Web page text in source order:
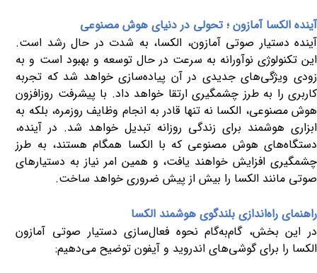
آینده الکسا آمازون ؛ تحولی در دنیای هوش مصنوعی
آینده دستیار صوتی آمازون، الکسا، به شدت در حال رشد است.
این تکنولوژی نوآورانه به سرعت در حال توسعه و بهبود است و به
زودی ویژگی‌های جدیدی در آن پیاده‌سازی خواهد شد که تجربه
کاربری را به طرز چشمگیری ارتقا خواهد داد. با پیشرفت روزافزون
هوش مصنوعی، الکسا نه تنها قادر به انجام وظایف روزمره، بلکه به
ابزاری هوشمند برای زندگی روزانه تبدیل خواهد شد. در آینده،
دستگاه‌های هوش مصنوعی که با الکسا همگام هستند، به طرز
چشمگیری افزایش خواهند یافت، و همین امر نیاز به دستیارهای
صوتی مانند الکسا را بیش از پیش ضروری خواهد ساخت.
راهنمای راه‌اندازی بلندگوی هوشمند الکسا
در این بخش، گام‌به‌گام نحوه فعال‌سازی دستیار صوتی آمازون
الکسا را برای گوشی‌های اندروید و آیفون توضیح می‌دهیم: